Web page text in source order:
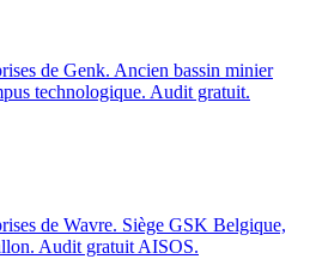
de Genk. Ancien bassin minier
technologique. Audit gratuit.
de Wavre. Siège GSK Belgique,
Audit gratuit AISOS.